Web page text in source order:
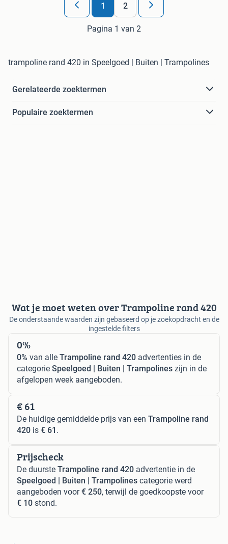
1 2
Pagina 1 van 2
trampoline rand 420 in Speelgoed | Buiten | Trampolines
Gerelateerde zoektermen
Populaire zoektermen
Wat je moet weten over Trampoline rand 420
De onderstaande waarden zijn gebaseerd op je zoekopdracht en de
ingestelde filters
0%
0% van alle Trampoline rand 420 advertenties in de
categorie Speelgoed | Buiten | Trampolines zijn in de
afgelopen week aangeboden.
€ 61
De huidige gemiddelde prijs van een Trampoline rand
420 is € 61 .
Prijscheck
De duurste Trampoline rand 420 advertentie in de
Speelgoed | Buiten | Trampolines categorie werd
aangeboden voor€ 250, terwijl de goedkoopste voor
€ 10 stond.